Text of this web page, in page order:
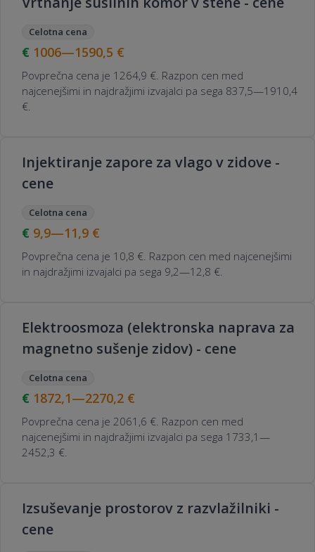
Celotna cena
1006—1590,5 €
Povprečna cena je 1264,9 €. Razpon cen med
najcenejšimi in najdražjimi izvajalci pa sega 837,5—1910,4
€.
Injektiranje zapore za vlago v zidove -
cene
Celotna cena
9,9—11,9 €
Povprečna cena je 10,8 €. Razpon cen med najcenejšimi
in najdražjimi izvajalci pa sega 9,2—12,8 €.
Elektroosmoza (elektronska naprava za
magnetno sušenje zidov) - cene
Celotna cena
1872,1—2270,2 €
Povprečna cena je 2061,6 €. Razpon cen med
najcenejšimi in najdražjimi izvajalci pa sega 1733,1—
2452,3 €.
Izsuševanje prostorov z razvlažilniki -
cene